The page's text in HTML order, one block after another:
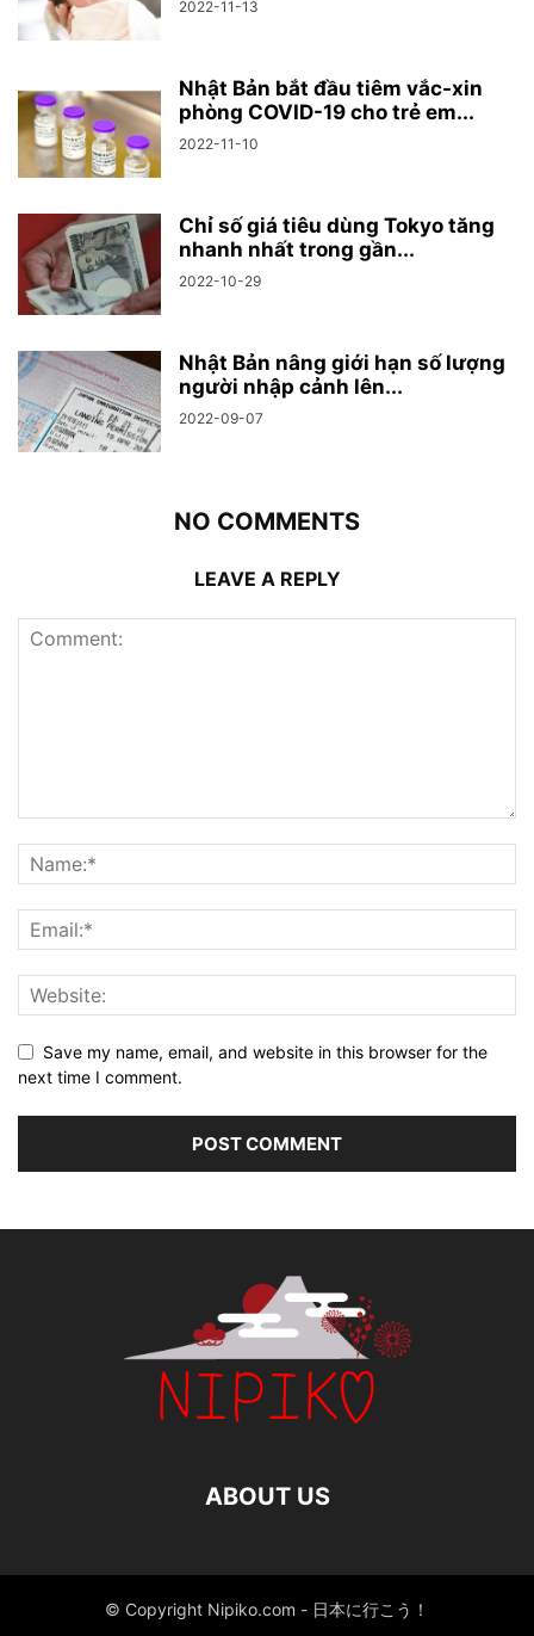
2022-11-13
Nhật Bản bắt đầu tiêm vắc-xin
phòng COVID-19 cho trẻ em...
2022-11-10
Chỉ số giá tiêu dùng Tokyo tăng
nhanh nhất trong gần...
2022-10-29
Nhật Bản nâng giới hạn số lượng
người nhập cảnh lên...
2022-09-07
NO COMMENTS
LEAVE A REPLY
Save my name, email, and website in this browser for the
next time I comment.
ABOUT US
© Copyright Nipiko.com - 日本に行こう！